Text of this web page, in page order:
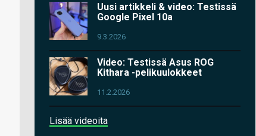
Uusi artikkeli & video: Testissä
Google Pixel 10a
9.3.2026
Video: Testissä Asus ROG
Kithara -pelikuulokkeet
11.2.2026
Lisää videoita